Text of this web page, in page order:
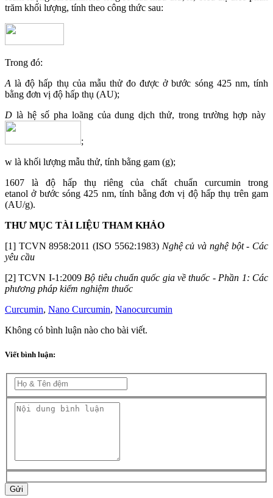
trăm khối lượng, tính theo công thức sau:
Trong đó:
A là độ hấp thụ của mẫu thửđo đượcởbước sóng 425 nm, tính
bằng đơn vị độ hấp thụ (AU);
D là hệ số pha loãng của dung dịch thử, trong trường hợp này
;
w là khối lượng mẫu thử, tính bằng gam (g);
1607 là độ hấp thụ riêng của chất chuẩn curcumin trong
etanolởbước sóng 425 nm, tính bằng đơn vị độ hấp thụ trên gam
(AU/g).
THƯ MỤC TÀI LIỆU THAM KHẢO
[1] TCVN 8958:2011 (ISO 5562:1983) Nghệ củ và nghệ bột - Các
yêu cầu
[2] TCVN I-1:2009Bộ tiêu chuẩn quốc gia về thuốc - Phần 1: Các
phương pháp kiểm nghiệm thuốc
Curcumin, Nano Curcumin, Nanocurcumin
Không có bình luận nào cho bài viết.
Viết bình luận:
Gửi